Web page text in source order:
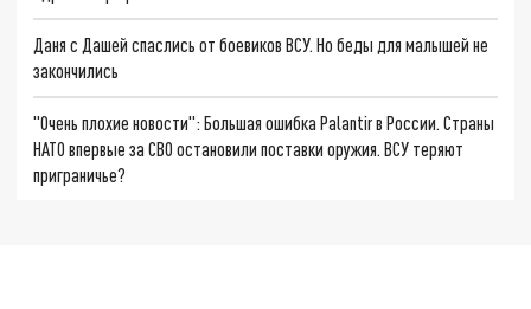
Даня с Дашей спаслись от боевиков ВСУ. Но беды для малышей не
закончились
"Очень плохие новости": Большая ошибка Palantir в России. Страны
НАТО впервые за СВО остановили поставки оружия. ВСУ теряют
приграничье?